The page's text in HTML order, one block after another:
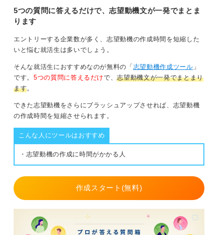
得力のある志望動機となります。
るうえでの現実的なメリットとして、最後に補足するく
らいにとどめると良いでしょう。
0
ぜひ参考にしてください。
5つの質問に答えるだけで、志望動機文が一発でまとま
ります
エントリーする企業数が多く、志望動機の作成時間を短縮した
いと悩む就活生は多いでしょう。
そんな就活生におすすめなのが無料の「 志望動機作成ツール 」
です。 5つの質問に答えるだけで、志望動機文が一発でまとまり
ます。
できた志望動機をさらにブラッシュアップさせれば、志望動機
の作成時間を短縮させられます。
こんな人にツールはおすすめ
・志望動機の作成に時間がかかる人
作成スタート(無料)